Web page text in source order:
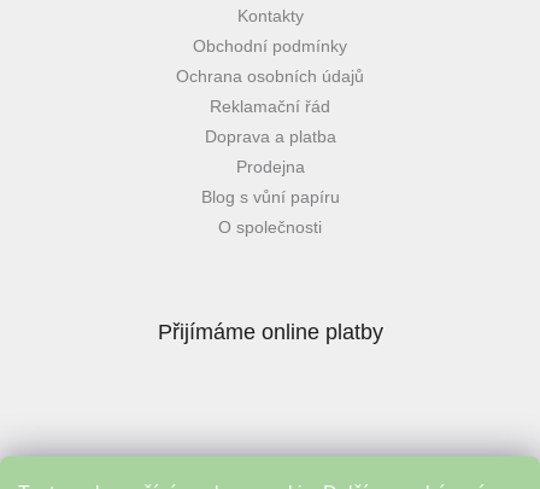
Kontakty
Obchodní podmínky
Ochrana osobních údajů
Reklamační řád
Doprava a platba
Prodejna
Blog s vůní papíru
O společnosti
Přijímáme online platby